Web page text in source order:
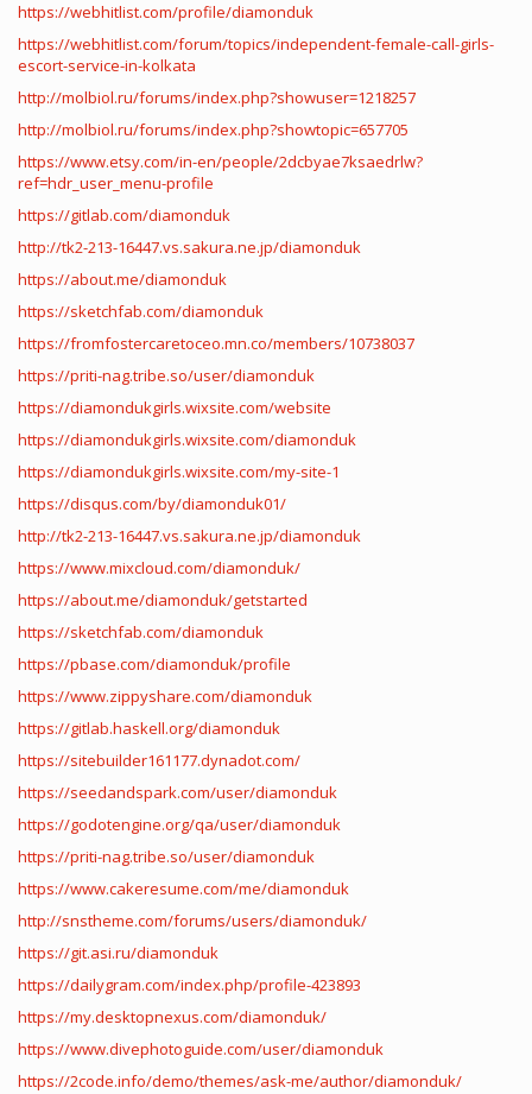
https://webhitlist.com/profile/diamonduk
https://webhitlist.com/forum/topics/independent-female-call-girls-
escort-service-in-kolkata
http://molbiol.ru/forums/index.php?showuser=1218257
http://molbiol.ru/forums/index.php?showtopic=657705
https://www.etsy.com/in-en/people/2dcbyae7ksaedrlw?
ref=hdr_user_menu-profile
https://gitlab.com/diamonduk
http://tk2-213-16447.vs.sakura.ne.jp/diamonduk
https://about.me/diamonduk
https://sketchfab.com/diamonduk
https://fromfostercaretoceo.mn.co/members/10738037
https://priti-nag.tribe.so/user/diamonduk
https://diamondukgirls.wixsite.com/website
https://diamondukgirls.wixsite.com/diamonduk
https://diamondukgirls.wixsite.com/my-site-1
https://disqus.com/by/diamonduk01/
http://tk2-213-16447.vs.sakura.ne.jp/diamonduk
https://www.mixcloud.com/diamonduk/
https://about.me/diamonduk/getstarted
https://sketchfab.com/diamonduk
https://pbase.com/diamonduk/profile
https://www.zippyshare.com/diamonduk
https://gitlab.haskell.org/diamonduk
https://sitebuilder161177.dynadot.com/
https://seedandspark.com/user/diamonduk
https://godotengine.org/qa/user/diamonduk
https://priti-nag.tribe.so/user/diamonduk
https://www.cakeresume.com/me/diamonduk
http://snstheme.com/forums/users/diamonduk/
https://git.asi.ru/diamonduk
https://dailygram.com/index.php/profile-423893
https://my.desktopnexus.com/diamonduk/
https://www.divephotoguide.com/user/diamonduk
https://2code.info/demo/themes/ask-me/author/diamonduk/